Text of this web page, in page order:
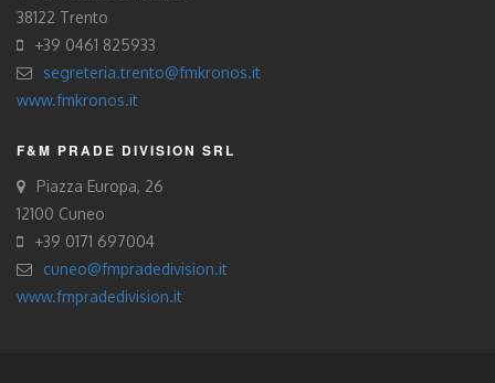
38122 Trento
+39 0461 825933
segreteria.trento@fmkronos.it
www.fmkronos.it
F&M PRADE DIVISION SRL
Piazza Europa, 26
12100 Cuneo
+39 0171 697004
cuneo@fmpradedivision.it
www.fmpradedivision.it